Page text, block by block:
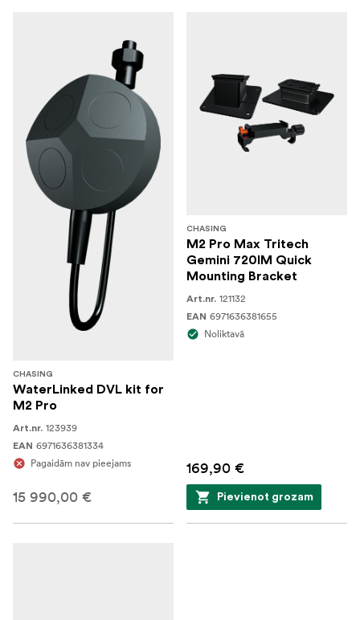
CHASING
WaterLinked DVL kit for
M2 Pro
Art.nr. 123939
EAN 6971636381334
Pagaidām nav pieejams
15 990,00 €
CHASING
M2 Pro Max Tritech
Gemini 720IM Quick
Mounting Bracket
Art.nr. 121132
EAN 6971636381655
Noliktavā
169,90 €
Pievienot grozam